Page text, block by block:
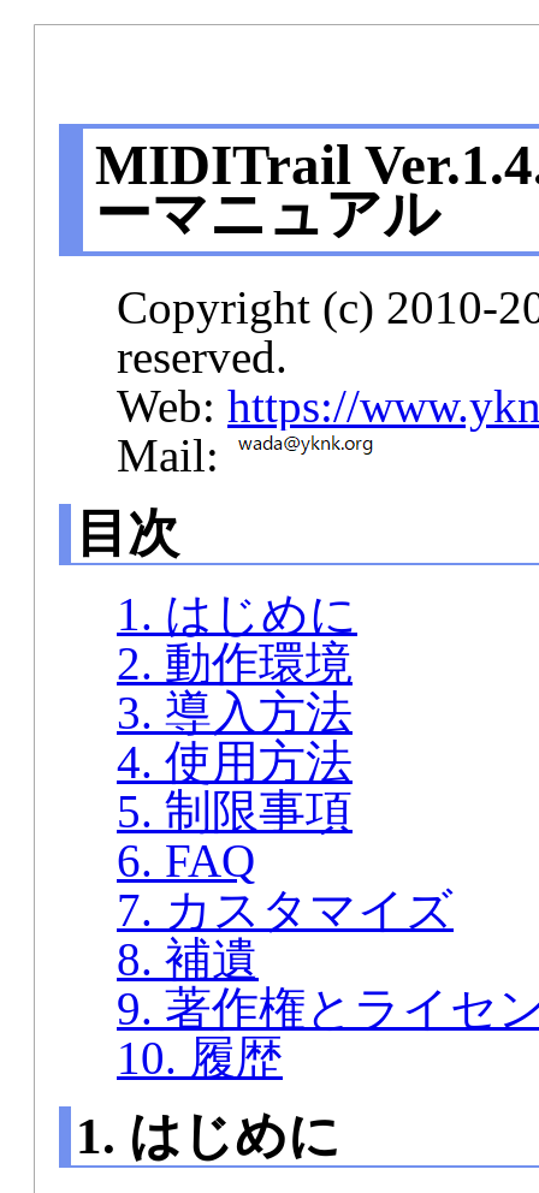
MIDITrail
ーマニュアル
Copyright (c) 2010-
reserved.
Web: https://
Mail:
目次
1. はじめに
2. 動作環境
3. 導入方法
4. 使用方法
5. 制限事項
6. FAQ
7. カスタマイズ
8. 補遺
9. 著作権とライセ
10. 履歴
1. はじめに